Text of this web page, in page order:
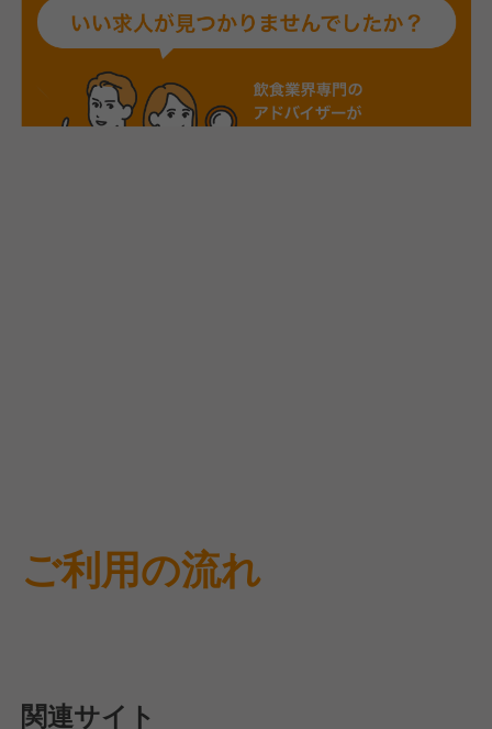
ご利用の流れ
関連サイト